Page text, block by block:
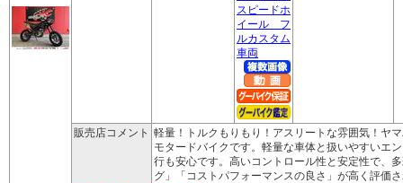
スピードホ
イール フ
ルカスタム
車両
販売店コメント 軽量！トルクもりもり！アスリートな雰囲気！ヤ
モタードバイクです。軽量な車体と扱いやすいエ
行も安心です。高いコントロール性と安定性で、
グ」「コストパフォーマンスの良さ」が高く評価